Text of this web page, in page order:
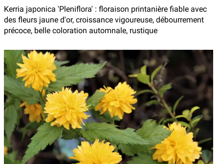
Kerria japonica 'Pleniflora' : floraison printanière fiable avec
des fleurs jaune d'or, croissance vigoureuse, débourrement
précoce, belle coloration automnale, rustique